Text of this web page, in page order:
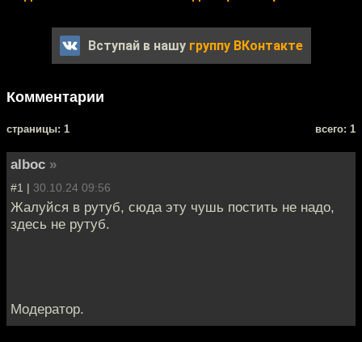
Вступай в нашу группу ВКонтакте
Комментарии
cтраницы: 1 всего: 1
alboc »
#1 | 30.10.24 09:56
Жалуйся в рутуб, сюда эту чушь постить не надо,
здесь не рутуб.
Модератор.